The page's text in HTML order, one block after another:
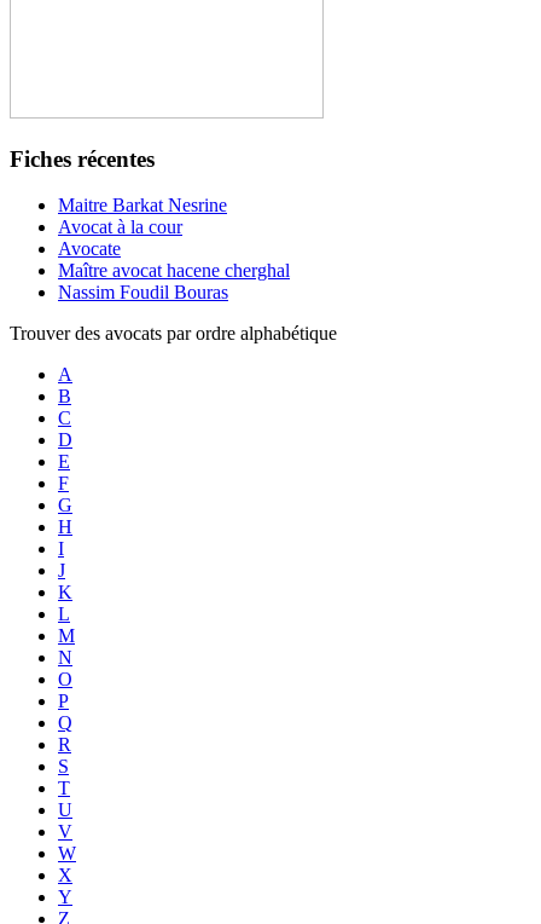
Fiches récentes
Maitre Barkat Nesrine
Avocat à la cour
Avocate
Maître avocat hacene cherghal
Nassim Foudil Bouras
Trouver des avocats par ordre alphabétique
A
B
C
D
E
F
G
H
I
J
K
L
M
N
O
P
Q
R
S
T
U
V
W
X
Y
Z